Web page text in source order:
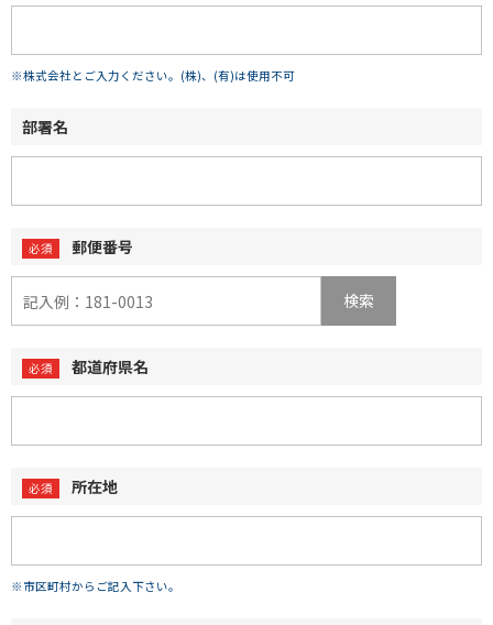
※株式会社とご入力ください。(株)、(有)は使用不可
部署名
郵便番号
検索
都道府県名
所在地
※市区町村からご記入下さい。